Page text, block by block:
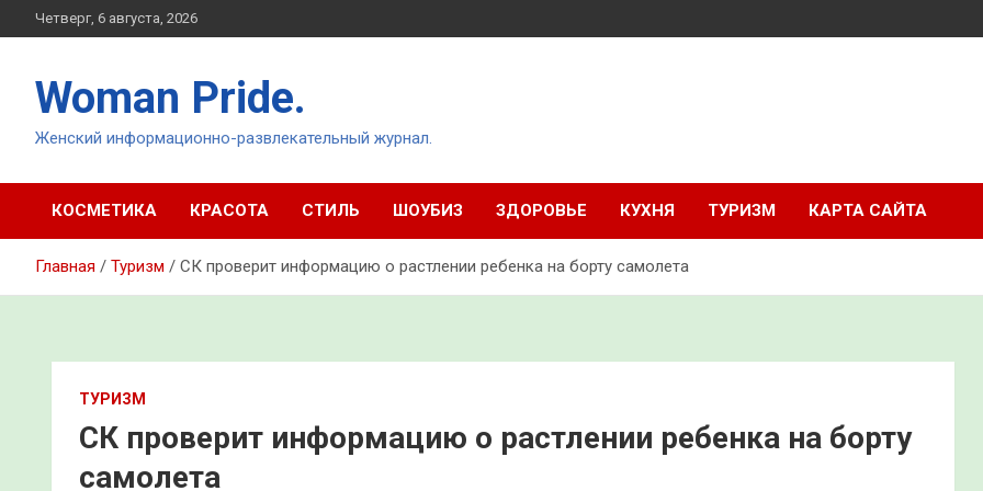
Перейти
к
Четверг, 6 августа, 2026
Woman Pride.
Женский информационно-развлекательный журнал.
КОСМЕТИКА КРАСОТА СТИЛЬ ШОУБИЗ ЗДОРОВЬЕ КУХНЯ ТУРИЗМ КАРТА САЙТА
Главная Туризм СК проверит информацию о растлении ребенка на борту самолета
ТУРИЗМ
СК проверит информацию о растлении ребенка на борту
самолета